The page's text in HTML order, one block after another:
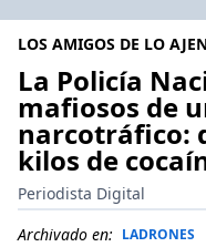
LOS AMIGOS DE LO
La Policía
mafiosos de
narcotráfico:
kilos de
Periodista Digital
Archivado en: LADRONES